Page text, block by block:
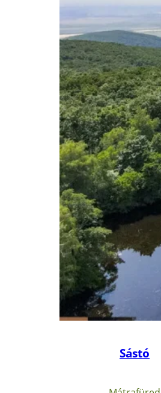
Sástó